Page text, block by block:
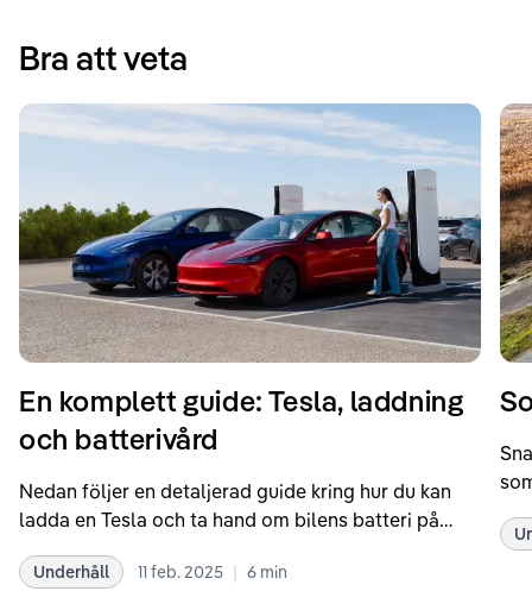
Bra att veta
En komplett guide: Tesla, laddning
och batterivård
Nedan följer en detaljerad guide kring hur du kan
ladda en Tesla och ta hand om bilens batteri på
rekommendationer samt våra egna erfarenheter
Underhåll 11 feb. 2025 | 6 min